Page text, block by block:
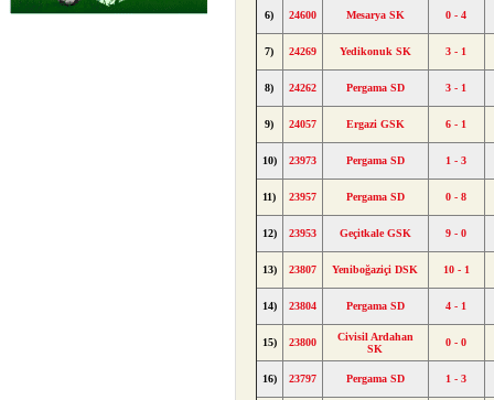
6) 24600 Mesarya SK 0 - 4
7) 24269 Yedikonuk SK 3 - 1
8) 24262 Pergama SD 3 - 1
9) 24057 Ergazi GSK 6 - 1
10) 23973 Pergama SD 1 - 3
11) 23957 Pergama SD 0 - 8
12) 23953 Geçitkale GSK 9 - 0
13) 23807 Yeniboğaziçi DSK 10 - 1
14) 23804 Pergama SD 4 - 1
15) 23800
Civisil Ardahan
SK
0 - 0
16) 23797 Pergama SD 1 - 3